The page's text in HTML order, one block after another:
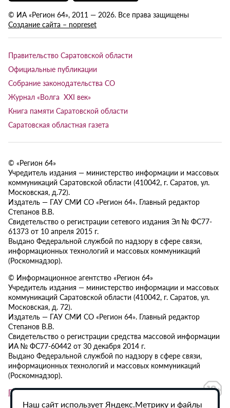
© ИА «Регион 64», 2011 — 2026. Все права защищены
Создание сайта – nopreset
Правительство Саратовской области
Официальные публикации
Собрание законодательства СО
Журнал «Волга XXI век»
Книга памяти Саратовской области
Саратовская областная газета
© «Регион 64»
Учредитель издания — министерство информации и массовых
коммуникаций Саратовской области (410042, г. Саратов, ул.
Московская, д.72).
Издатель — ГАУ СМИ СО «Регион 64». Главный редактор
Степанов В.В.
Свидетельство о регистрации сетевого издания Эл № ФС77-
61373 от 10 апреля 2015 г.
Выдано Федеральной службой по надзору в сфере связи,
информационных технологий и массовых коммуникаций
(Роскомнадзор).
© Информационное агентство «Регион 64»
Учредитель издания — министерство информации и массовых
коммуникаций Саратовской области (410042, г. Саратов, ул.
Московская, д. 72).
Издатель — ГАУ СМИ СО «Регион 64». Главный редактор
Степанов В.В.
Свидетельство о регистрации средства массовой информации
ИА № ФС77-60442 от 30 декабря 2014 г.
Выдано Федеральной службой по надзору в сфере связи,
информационных технологий и массовых коммуникаций
(Роскомнадзор).
Политика в отношении обработки персональных данных
Наш сайт использует Яндекс.Метрику и файлы